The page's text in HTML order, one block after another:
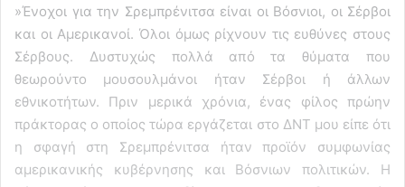
»Ένοχοι για την Σρεμπρένιτσα είναι οι Βόσνιοι, οι Σέρβοι
και οι Αμερικανοί. Όλοι όμως ρίχνουν τις ευθύνες στους
Σέρβους. Δυστυχώς πολλά από τα θύματα που
θεωρούντο μουσουλμάνοι ήταν Σέρβοι ή άλλων
εθνικοτήτων. Πριν μερικά χρόνια, ένας φίλος πρώην
πράκτορας ο οποίος τώρα εργάζεται στο ΔΝΤ μου είπε ότι
η σφαγή στη Σρεμπρένιτσα ήταν προϊόν συμφωνίας
αμερικανικής κυβέρνησης και Βόσνιων πολιτικών. Η